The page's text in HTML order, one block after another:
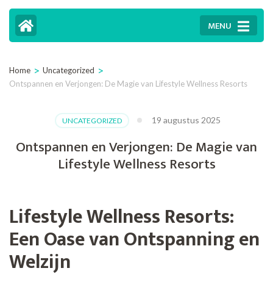
MENU
Home > Uncategorized >
Ontspannen en Verjongen: De Magie van Lifestyle Wellness Resorts
UNCATEGORIZED 19 augustus 2025
Ontspannen en Verjongen: De Magie van
Lifestyle Wellness Resorts
Lifestyle Wellness Resorts:
Een Oase van Ontspanning en
Welzijn